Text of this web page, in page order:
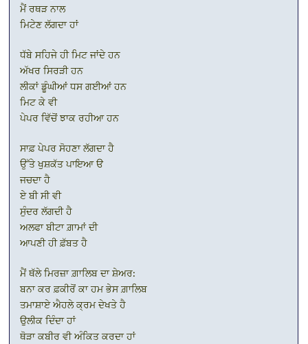
ਮੈਂ ਰਥੜ ਨਾਲ
ਮਿਟੇਣ ਲੱਗਦਾ ਹਾਂ
ਧੱਬੇ ਸਹਿਜੇ ਹੀ ਮਿਟ ਜਾਂਦੇ ਹਨ
ਅੱਖਰ ਸਿਰੜੀ ਹਨ
ਲੀਕਾਂ ਡੂੰਘੀਆਂ ਧਸ ਗਈਆਂ ਹਨ
ਮਿਟ ਕੇ ਵੀ
ਪੇਪਰ ਵਿੱਚੋਂ ਝਾਕ ਰਹੀਆ ਹਨ
ਸਾਫ਼ ਪੇਪਰ ਸੋਹਣਾ ਲੱਗਦਾ ਹੈ
ਉੱਤੇ ਖੁਸ਼ਕੱਤ ਪਾਇਆ ੳ
ਜਚਦਾ ਹੈ
ਏ ਬੀ ਸੀ ਵੀ
ਸੁੰਦਰ ਲੱਗਦੀ ਹੈ
ਅਲਫਾ ਬੀਟਾ ਗ਼ਾਮਾਂ ਦੀ
ਆਪਣੀ ਹੀ ਫ਼ੱਬਤ ਹੈ
ਮੈਂ ਥੱਲੇ ਮਿਰਜ਼ਾ ਗ਼ਾਲਿਬ ਦਾ ਸ਼ੇਅਰ:
ਬਨਾ ਕਰ ਫ਼ਕੀਰੋਂ ਕਾ ਹਮ ਭੇਸ ਗ਼ਾਲਿਬ
ਤਮਾਸ਼ਾਏ ਐਹਲੇ ਕ੍ਰਮ ਦੇਖਤੇ ਹੈ
ਉਲੀਕ ਦਿੰਦਾ ਹਾਂ
ਥੋੜਾ ਕਬੀਰ ਵੀ ਅੰਕਿਤ ਕਰਦਾ ਹਾਂ